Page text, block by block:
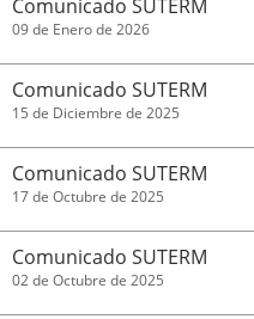
Comunicado SUTERM
09 de Enero de 2026
Comunicado SUTERM
15 de Diciembre de 2025
Comunicado SUTERM
17 de Octubre de 2025
Comunicado SUTERM
02 de Octubre de 2025